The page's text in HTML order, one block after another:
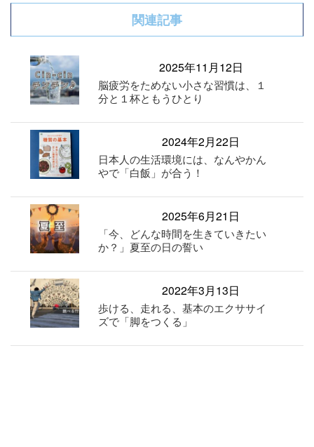
関連記事
2025年11月12日
脳疲労をためない小さな習慣は、１
分と１杯ともうひとり
2024年2月22日
日本人の生活環境には、なんやかん
やで「白飯」が合う！
2025年6月21日
「今、どんな時間を生きていきたい
か？」夏至の日の誓い
2022年3月13日
歩ける、走れる、基本のエクササイ
ズで「脚をつくる」